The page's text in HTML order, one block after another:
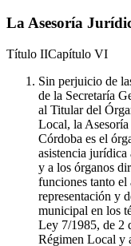
La Asesoría
Título IICapítulo VI
Sin perjuicio de
de la Secretaría
al Titular del
Local, la
Córdoba es el
asistencia
y a los órganos
funciones tanto el
representación y
municipal en los
Ley 7/1985, de 2
Régimen Local y